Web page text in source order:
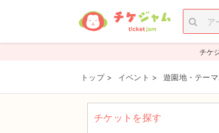
チケ
トップ > イベント > 遊園地・テー
チケットを探す